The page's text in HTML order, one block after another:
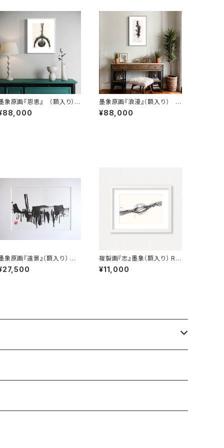
象原画『恩恵』 （額入り）O
Painting「Gift」（Fra
）
墨象原画『浪漫』（額入り） O
riginal Painting「Romanc
e」（Framed）
¥88,000
象原画『遠景』（額入り） Ori
Painting「Distant vi
」（Framed）
複製画『志』墨象（額入り） Re
production painting「Wil
l」（Framed）
¥11,000